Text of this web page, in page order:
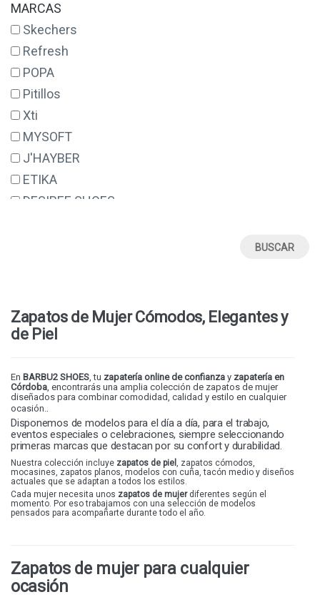
MARCAS
Skechers
Refresh
POPA
Pitillos
Xti
MYSOFT
J'HAYBER
ETIKA
DESIREE SHOES
48 HORAS
STAY
BIORELAX
DESCANFLEX
ARMONY
WABFEET
COSDAM
ELENA BLOOM
OH! MY SANDALS
THE HAPPY MONK
DEVALVERDE
XQSI
Zapatos de Mujer Cómodos, Elegantes y
de Piel
En BARBU2 SHOES, tu zapatería online de confianza y zapatería en
Córdoba, encontrarás una amplia colección de zapatos de mujer
diseñados para combinar comodidad, calidad y estilo en cualquier
ocasión..
Disponemos de modelos para el día a día, para el trabajo,
eventos especiales o celebraciones, siempre seleccionando
primeras marcas que destacan por su confort y durabilidad.
Nuestra colección incluye zapatos de piel , zapatos cómodos,
mocasines, zapatos planos, modelos con cuña, tacón medio y diseños
actuales que se adaptan a todos los estilos.
Cada mujer necesita unos zapatos de mujerdiferentes según el
momento. Por eso trabajamos con una selección de modelos
pensados para acompañarte durante todo el año.
Zapatos de mujer para cualquier
ocasión